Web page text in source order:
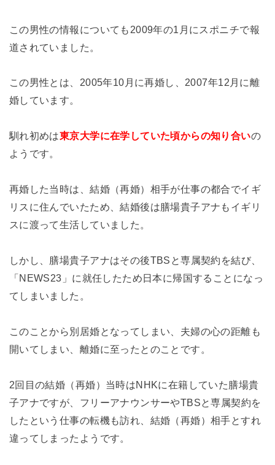
この男性の情報についても2009年の1月にスポニチで報
道されていました。
この男性とは、2005年10月に再婚し、2007年12月に離
婚しています。
馴れ初めは東京大学に在学していた頃からの知り合いの
ようです。
再婚した当時は、結婚（再婚）相手が仕事の都合でイギ
リスに住んでいたため、結婚後は膳場貴子アナもイギリ
スに渡って生活していました。
しかし、膳場貴子アナはその後TBSと専属契約を結び、
「NEWS23」に就任したため日本に帰国することになっ
てしまいました。
このことから別居婚となってしまい、夫婦の心の距離も
開いてしまい、離婚に至ったとのことです。
2回目の結婚（再婚）当時はNHKに在籍していた膳場貴
子アナですが、フリーアナウンサーやTBSと専属契約を
したという仕事の転機も訪れ、結婚（再婚）相手とすれ
違ってしまったようです。